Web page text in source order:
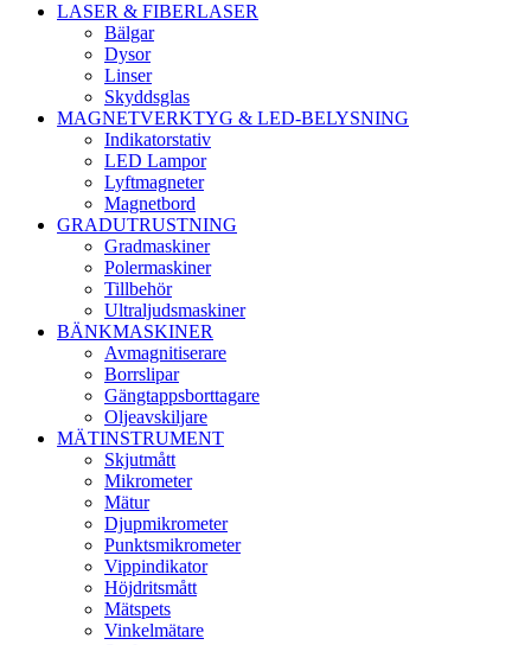
LASER & FIBERLASER
Bälgar
Dysor
Linser
Skyddsglas
MAGNETVERKTYG & LED-BELYSNING
Indikatorstativ
LED Lampor
Lyftmagneter
Magnetbord
GRADUTRUSTNING
Gradmaskiner
Polermaskiner
Tillbehör
Ultraljudsmaskiner
BÄNKMASKINER
Avmagnitiserare
Borrslipar
Gängtappsborttagare
Oljeavskiljare
MÄTINSTRUMENT
Skjutmått
Mikrometer
Mätur
Djupmikrometer
Punktsmikrometer
Vippindikator
Höjdritsmått
Mätspets
Vinkelmätare